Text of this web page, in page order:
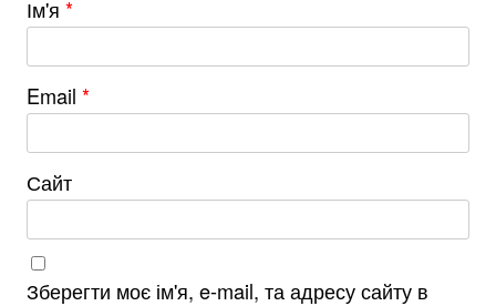
Ім'я *
Email *
Сайт
Зберегти моє ім'я, e-mail, та адресу сайту в